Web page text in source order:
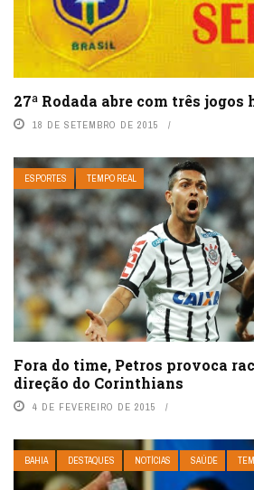
27ª Rodada abre com três jogos
18 DE SETEMBRO DE 2015
ESPORTES TEMPO REAL
Fora do time, Petros provoca
direção do Corinthians
4 DE FEVEREIRO DE 2015
BAHIA DESTAQUES NOTÍCIAS SAÚDE